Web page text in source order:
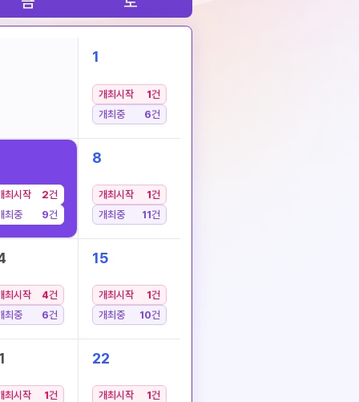
1
개최시작 1건
개최중
6건
최시작 2건
최중
9건
8
개최시작 1건
개최중
11건
최시작 4건
최중
6건
15
개최시작 1건
개최중
10건
최시작 1건
22
개최시작 1건